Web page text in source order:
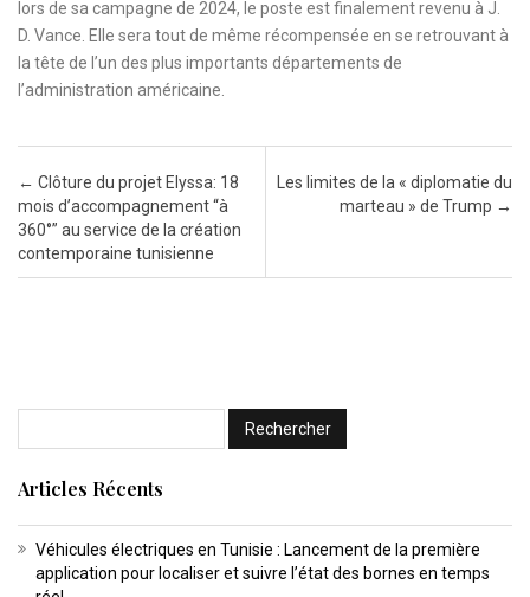
lors de sa campagne de 2024, le poste est finalement revenu à J.
D. Vance. Elle sera tout de même récompensée en se retrouvant à
la tête de l’un des plus importants départements de
l’administration américaine.
Post navigation
← Clôture du projet Elyssa: 18
mois d’accompagnement “à
360°” au service de la création
contemporaine tunisienne
Les limites de la « diplomatie du
marteau » de Trump →
Articles Récents
Véhicules électriques en Tunisie : Lancement de la première
application pour localiser et suivre l’état des bornes en temps